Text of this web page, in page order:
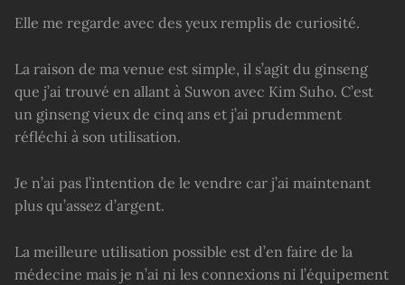
Elle me regarde avec des yeux remplis de curiosité.
La raison de ma venue est simple, il s’agit du ginseng
que j’ai trouvé en allant à Suwon avec Kim Suho. C’est
un ginseng vieux de cinq ans et j’ai prudemment
réfléchi à son utilisation.
Je n’ai pas l’intention de le vendre car j’ai maintenant
plus qu’assez d’argent.
La meilleure utilisation possible est d’en faire de la
médecine mais je n’ai ni les connexions ni l’équipement